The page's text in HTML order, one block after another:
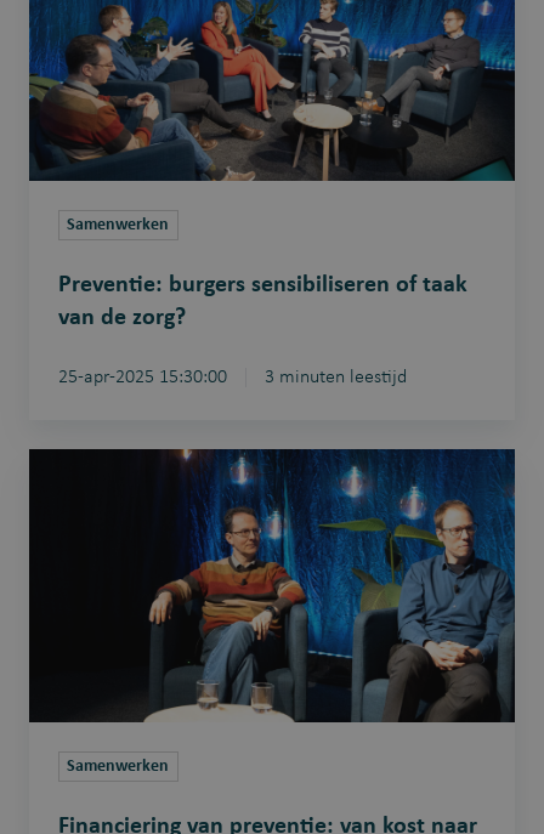
of
taak
van
de
zorg?
Samenwerken
Preventie: burgers sensibiliseren of taak
van de zorg?
25-apr-2025 15:30:00 3 minuten leestijd
Samenwerken
Financiering van preventie: van kost naar